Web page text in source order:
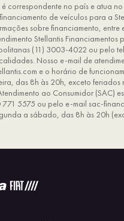
é correspondente no país e atua
de veículos para a
sobre financiamento, entre
Stellantis Financiamentos
(11) 3003-4022 ou pelo
Nosso e-mail de
e o horário de
das 8h às 20h, exceto feriados
ao Consumidor (SAC)
5575 ou pelo e-mail sac-
a sábado, das 8h às 20h